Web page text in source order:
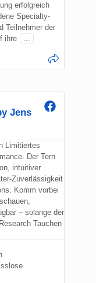
erfolgreich
Specialty-
Teilnehmer der
ihre
...
Jens